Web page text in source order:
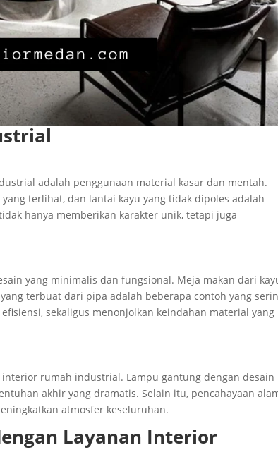
adalah penggunaan material kasar dan mentah.
terlihat, dan lantai kayu yang tidak dipoles adalah
hanya memberikan karakter unik, tetapi juga
yang minimalis dan fungsional. Meja makan dari
terbuat dari pipa adalah beberapa contoh yang
sekaligus menonjolkan keindahan material yang
rumah industrial. Lampu gantung dengan desain
akhir yang dramatis. Selain itu, pencahayaan
atmosfer keseluruhan.
Layanan Interior